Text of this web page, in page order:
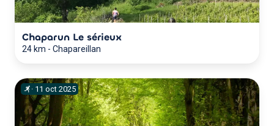
Chaparun Le sérieux
24 km - Chapareillan
· 11 oct 2025